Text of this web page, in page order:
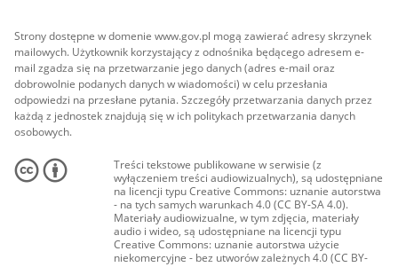
Strony dostępne w domenie www.gov.pl mogą zawierać adresy skrzynek
mailowych. Użytkownik korzystający z odnośnika będącego adresem e-
mail zgadza się na przetwarzanie jego danych (adres e-mail oraz
dobrowolnie podanych danych w wiadomości) w celu przesłania
odpowiedzi na przesłane pytania. Szczegóły przetwarzania danych przez
każdą z jednostek znajdują się w ich politykach przetwarzania danych
osobowych.
Treści tekstowe publikowane w serwisie (z
wyłączeniem treści audiowizualnych), są udostępniane
na licencji typu Creative Commons: uznanie autorstwa
- na tych samych warunkach 4.0 (CC BY-SA 4.0).
Materiały audiowizualne, w tym zdjęcia, materiały
audio i wideo, są udostępniane na licencji typu
Creative Commons: uznanie autorstwa użycie
niekomercyjne - bez utworów zależnych 4.0 (CC BY-